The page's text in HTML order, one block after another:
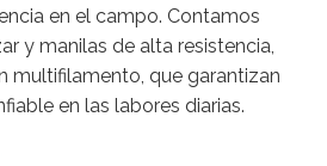
en el campo. Contamos
y manilas de alta resistencia,
multifilamento, que garantizan
en las labores diarias.